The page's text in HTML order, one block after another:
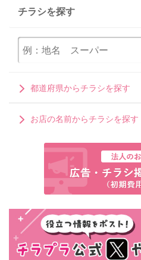
チラシを探す
都道府県からチラシを探す
お店の名前からチラシを探す